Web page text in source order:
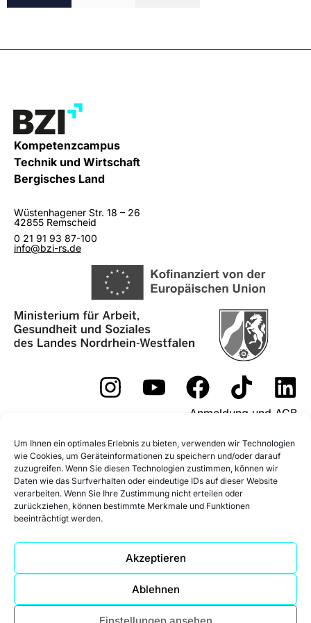
Um Ihnen ein optimales Erlebnis zu bieten, verwenden wir Technologien
wie Cookies, um Geräteinformationen zu speichern und/oder darauf
zuzugreifen. Wenn Sie diesen Technologien zustimmen, können wir
Daten wie das Surfverhalten oder eindeutige IDs auf dieser Website
verarbeiten. Wenn Sie Ihre Zustimmung nicht erteilen oder
zurückziehen, können bestimmte Merkmale und Funktionen
beeinträchtigt werden.
Akzeptieren
Ablehnen
Einstellungen ansehen
Kompetenzcampus
Technik und Wirtschaft
Bergisches Land
Wüstenhagener Str. 18 – 26
42855 Remscheid
0 21 91 93 87-100
info@bzi-rs.de
Anmeldung und AGB
Widerrufsformular
Fördermöglichkeiten
Impressum
Datenschutz
Datenschutz Social Media